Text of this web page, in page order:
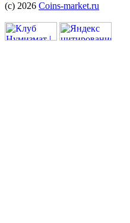
(c) 2026 Coins-market.ru